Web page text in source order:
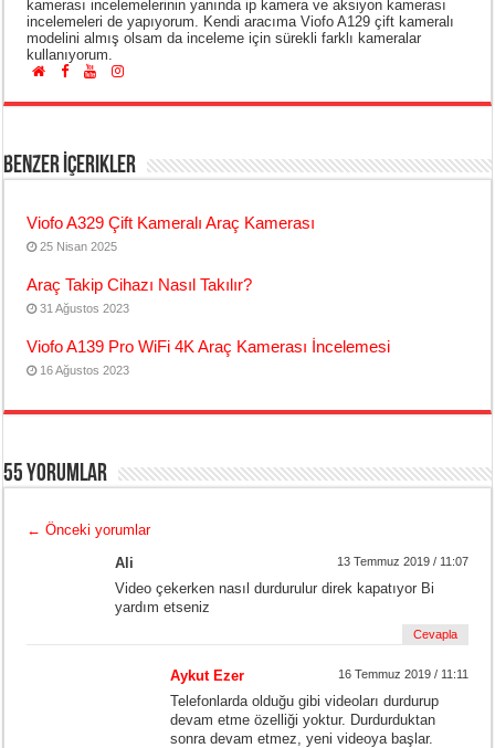
kamerası incelemelerinin yanında ip kamera ve aksiyon kamerası
incelemeleri de yapıyorum. Kendi aracıma Viofo A129 çift kameralı
modelini almış olsam da inceleme için sürekli farklı kameralar
kullanıyorum.
Benzer İçerikler
Viofo A329 Çift Kameralı Araç Kamerası
25 Nisan 2025
Araç Takip Cihazı Nasıl Takılır?
31 Ağustos 2023
Viofo A139 Pro WiFi 4K Araç Kamerası İncelemesi
16 Ağustos 2023
55 yorumlar
← Önceki yorumlar
Ali
13 Temmuz 2019 / 11:07
Video çekerken nasıl durdurulur direk kapatıyor Bi
yardım etseniz
Cevapla
Aykut Ezer 16 Temmuz 2019 / 11:11
Telefonlarda olduğu gibi videoları durdurup
devam etme özelliği yoktur. Durdurduktan
sonra devam etmez, yeni videoya başlar.